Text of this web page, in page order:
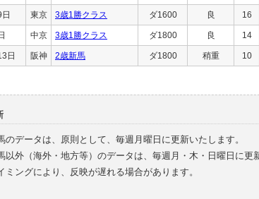
東京 3歳1勝クラス ダ1600 良 16
中京 3歳1勝クラス ダ1800 良 14
日 阪神 2歳新馬 ダ1800 稍重 10
のデータは、原則として、毎週月曜日に更新いたします。
以外（海外・地方等）のデータは、毎週月・木・日曜日に更
ミングにより、反映が遅れる場合があります。